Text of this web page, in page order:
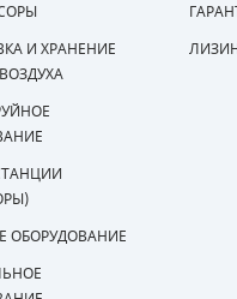
И ХРАНЕНИЕ
ОБОРУДОВАНИЕ